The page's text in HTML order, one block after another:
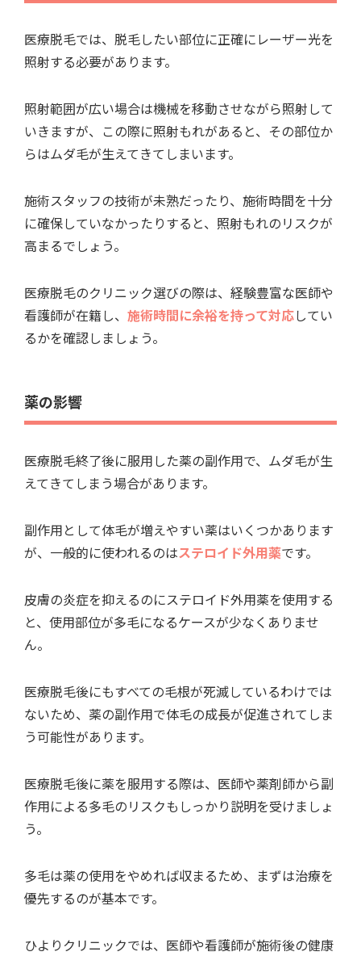
医療脱毛では、脱毛したい部位に正確にレーザー光を
照射する必要があります。
照射範囲が広い場合は機械を移動させながら照射して
いきますが、この際に照射もれがあると、その部位か
らはムダ毛が生えてきてしまいます。
施術スタッフの技術が未熟だったり、施術時間を十分
に確保していなかったりすると、照射もれのリスクが
高まるでしょう。
医療脱毛のクリニック選びの際は、経験豊富な医師や
看護師が在籍し、 施術時間に余裕を持って対応してい
るかを確認しましょう。
薬の影響
医療脱毛終了後に服用した薬の副作用で、ムダ毛が生
えてきてしまう場合があります。
副作用として体毛が増えやすい薬はいくつかあります
が、一般的に使われるのはステロイド外用薬です。
皮膚の炎症を抑えるのにステロイド外用薬を使用する
と、使用部位が多毛になるケースが少なくありませ
ん。
医療脱毛後にもすべての毛根が死滅しているわけでは
ないため、薬の副作用で体毛の成長が促進されてしま
う可能性があります。
医療脱毛後に薬を服用する際は、医師や薬剤師から副
作用による多毛のリスクもしっかり説明を受けましょ
う。
多毛は薬の使用をやめれば収まるため、まずは治療を
優先するのが基本です。
ひよりクリニックでは、医師や看護師が施術後の健康